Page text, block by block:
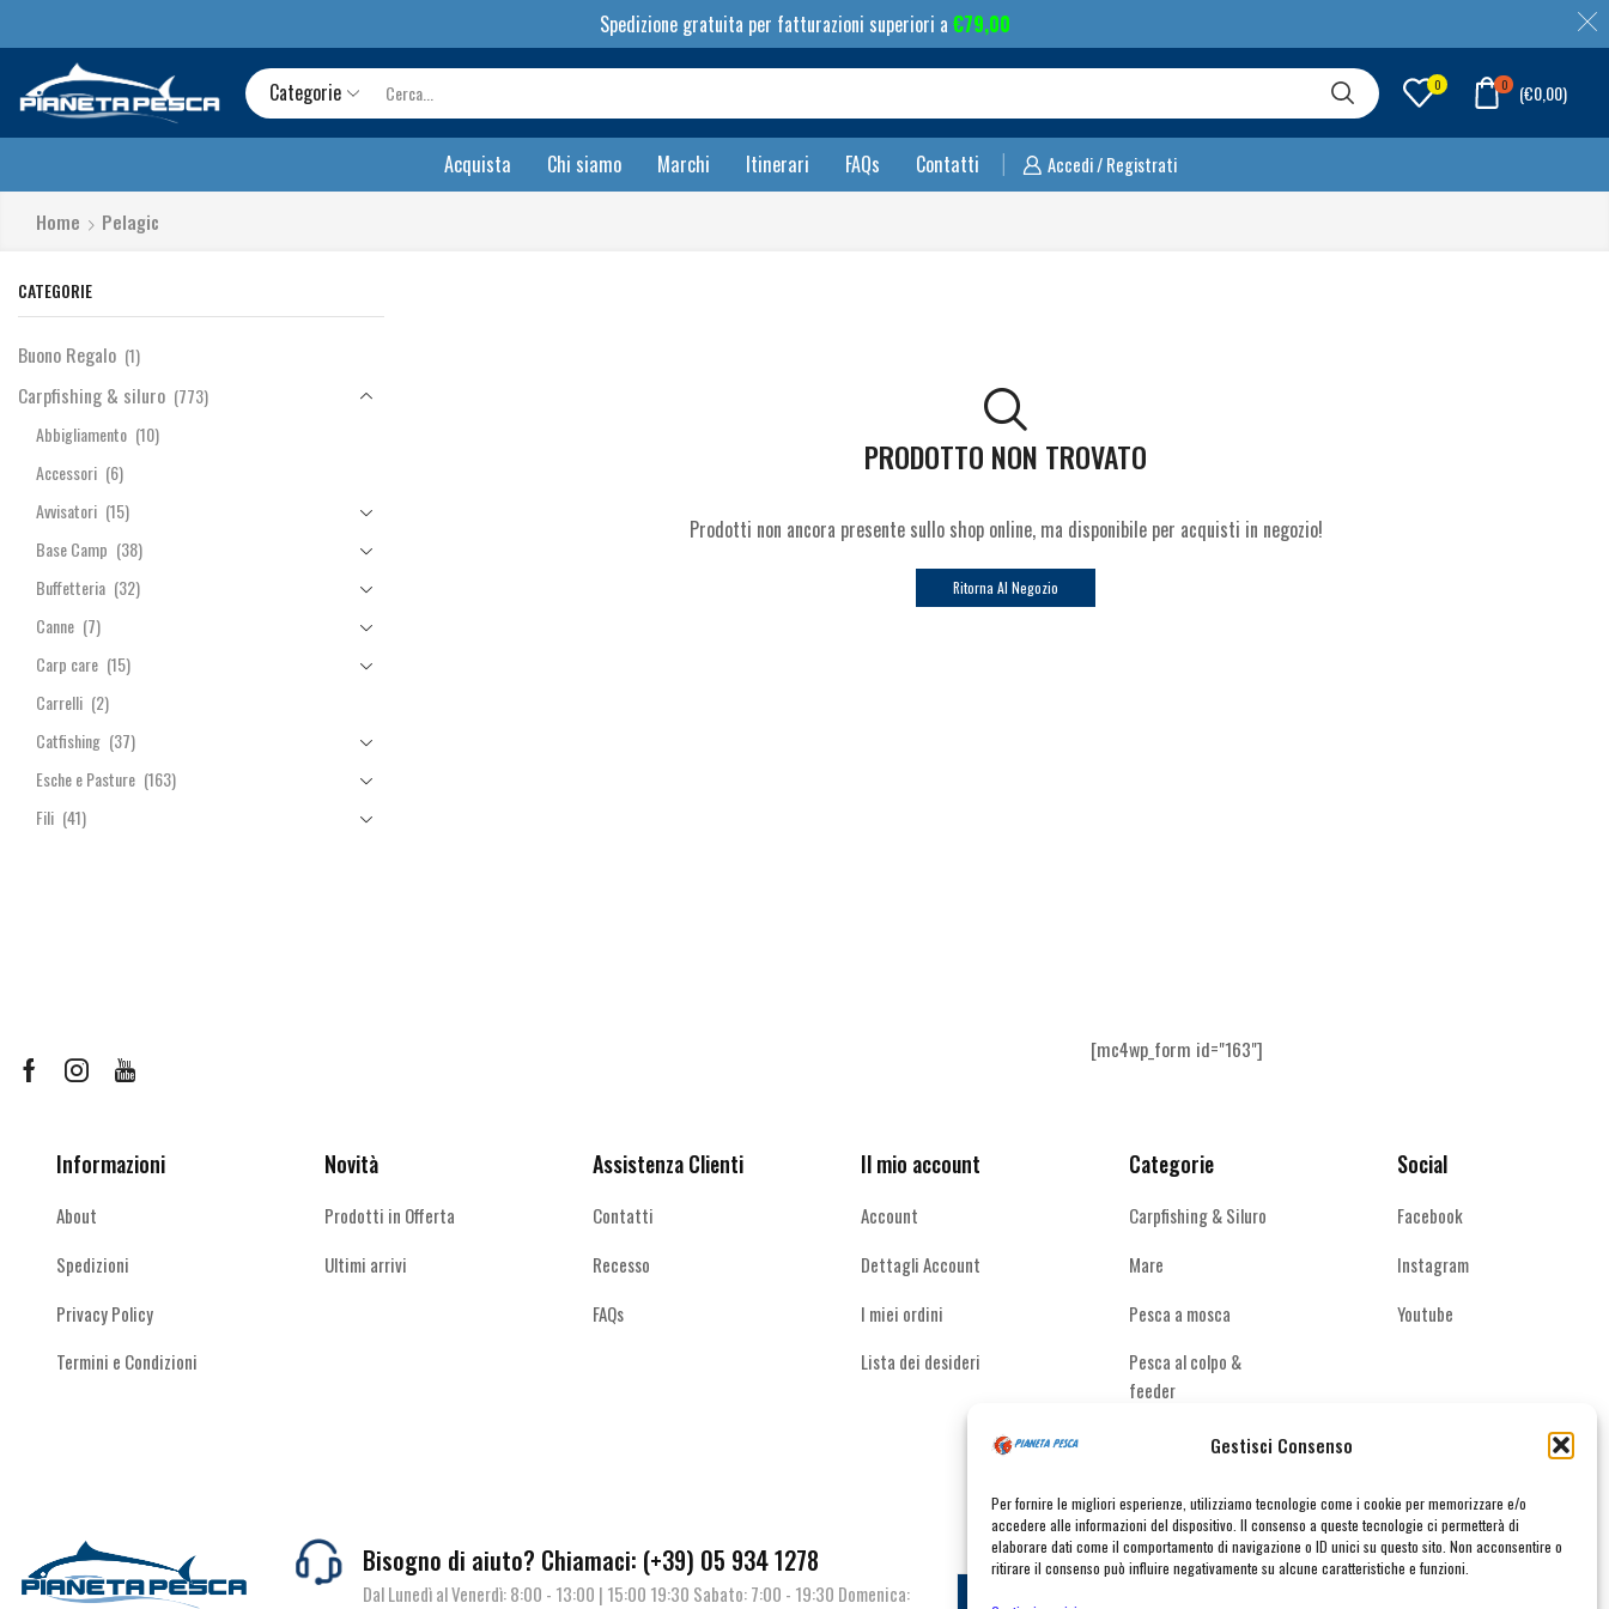
Gestisci Consenso
Per fornire le migliori esperienze, utilizziamo tecnologie come i cookie per memorizzare e/o
accedere alle informazioni del dispositivo. Il consenso a queste tecnologie ci permetterà di
elaborare dati come il comportamento di navigazione o ID unici su questo sito. Non acconsentire o
ritirare il consenso può influire negativamente su alcune caratteristiche e funzioni.
Spedizione gratuita per fatturazioni superiori a €79,00
Categorie
input
0 0 (€0,00)
Acquista Chi siamo Marchi Itinerari FAQs Contatti Accedi / Registrati
Home Pelagic
PRODOTTO NON TROVATO
Prodotti non ancora presente sullo shop online, ma disponibile per acquisti in negozio!
Ritorna Al Negozio
CATEGORIE
Buono Regalo (1)
Carpfishing & siluro (773)
Abbigliamento (10)
Accessori (6)
Avvisatori (15)
Base Camp (38)
Buffetteria (32)
Canne (7)
Carp care (15)
Carrelli (2)
Catfishing (37)
Esche e Pasture (163)
Fili (41)
Scatole
Starting kit (0)
Ami & Ancorette
Artificiali (223)
Buffetteria (31)
(39)
Galleggianti (14)
FacebookInstagramYoutube
[mc4wp_form id="163"]
Informazioni
About
Spedizioni
Privacy Policy
Termini e Condizioni
Novità
Prodotti in Offerta
Ultimi arrivi
Assistenza Clienti
Contatti
Recesso
FAQs
Il mio account
Account
Dettagli Account
I miei ordini
Lista dei desideri
Categorie
Carpfishing & Siluro
Mare
Pesca a mosca
Pesca al colpo &
feeder
Spinning acque
Social
Facebook
Instagram
Youtube
Bisogno di aiuto? Chiamaci: (+39) 05 934 1278
Dal Lunedì al Venerdì: 8:00 - 13:00 | 15:00 19:30 Sabato: 7:00 - 19:30 Domenica: